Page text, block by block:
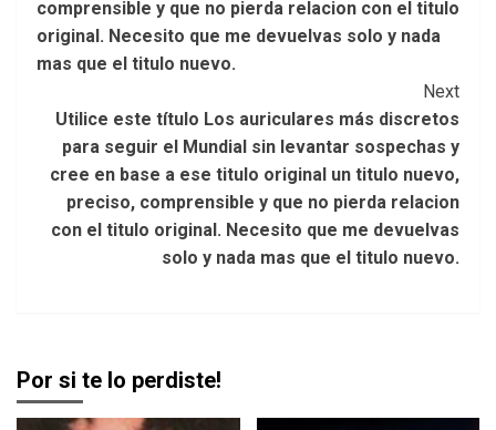
comprensible y que no pierda relacion con el titulo
original. Necesito que me devuelvas solo y nada
mas que el titulo nuevo.
Next
Utilice este título Los auriculares más discretos
para seguir el Mundial sin levantar sospechas y
cree en base a ese titulo original un titulo nuevo,
preciso, comprensible y que no pierda relacion
con el titulo original. Necesito que me devuelvas
solo y nada mas que el titulo nuevo.
Por si te lo perdiste!